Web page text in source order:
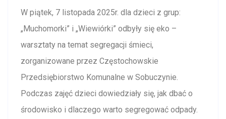
W piątek, 7 listopada 2025r. dla dzieci z grup:
„Muchomorki” i „Wiewiórki” odbyły się eko –
warsztaty na temat segregacji śmieci,
zorganizowane przez Częstochowskie
Przedsiębiorstwo Komunalne w Sobuczynie.
Podczas zajęć dzieci dowiedziały się, jak dbać o
środowisko i dlaczego warto segregować odpady.